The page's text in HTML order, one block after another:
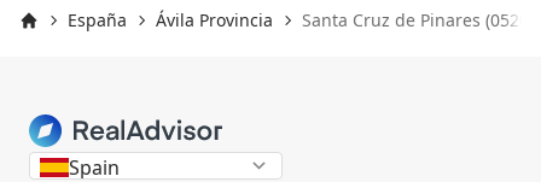
España Ávila Provincia Santa Cruz de Pinares
Spain